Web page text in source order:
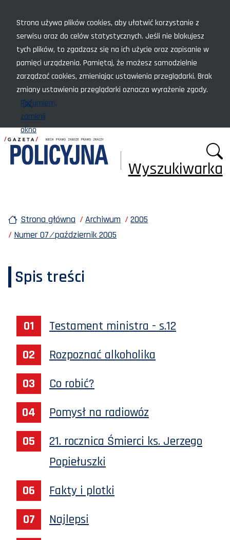
Strona używa plików cookies, aby ułatwić korzystanie z
serwisu oraz do celów statystycznych. Jeśli nie blokujesz
tych plików, to zgadzasz się na ich użycie oraz zapisanie w
pamięci urządzenia. Pamiętaj, że możesz samodzielnie
zarządzać cookies, zmieniając ustawienia przeglądarki. Brak
zmiany ustawienia przeglądarki oznacza wyrażenie zgody.
Rozumiem,
zamknij
okno
Wyszukiwarka
Strona główna Archiwum
2005
Numer 07 ⁄ październik 2005
Spis treści
Testament ministra - s.12
Rozpoznać alkoholika
Co robić?
Pomysł na radiowóz
21. rocznica Śmierci ks. Jerzego
Popiełuszki
Fakty i plotki
Najlepsi